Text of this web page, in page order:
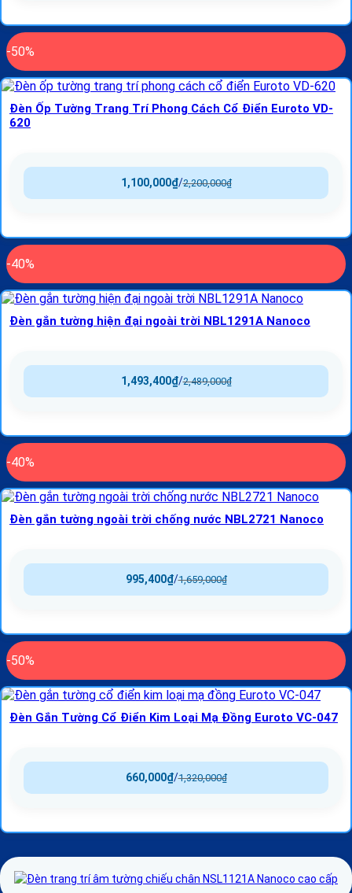
-50%
Đèn Ốp Tường Trang Trí Phong Cách Cổ Điển Euroto VD-
620
2,200,000₫
/
1,100,000₫
-40%
Đèn gắn tường hiện đại ngoài trời NBL1291A Nanoco
2,489,000₫
/
1,493,400₫
-40%
Đèn gắn tường ngoài trời chống nước NBL2721 Nanoco
1,659,000₫
/
995,400₫
-50%
Đèn Gắn Tường Cổ Điển Kim Loại Mạ Đồng Euroto VC-047
1,320,000₫
/
660,000₫